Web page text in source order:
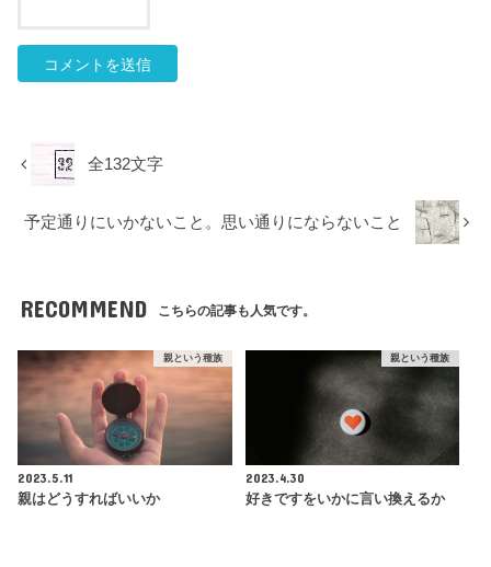
全132文字
予定通りにいかないこと。思い通りにならないこと
RECOMMEND こちらの記事も人気です。
親という種族
2023.5.11
親はどうすればいいか
親という種族
2023.4.30
好きですをいかに言い換えるか